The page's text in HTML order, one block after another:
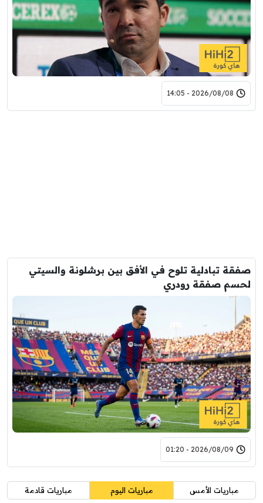
2026/08/08 - 14:05
صفقة تبادلية تلوح في الأفق بين برشلونة والسيتي
لحسم صفقة رودري
2026/08/09 - 01:20
مباريات الأمس مباريات اليوم مباريات قادمة